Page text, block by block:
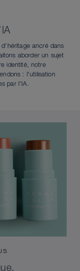
ancré dans
aborder un sujet
identité, notre
: l’utilisation
par l’IA.